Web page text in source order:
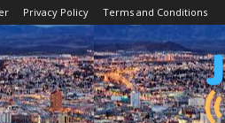
Privacy Policy Terms and Conditions